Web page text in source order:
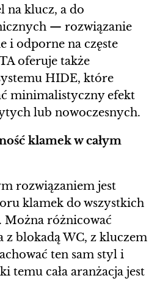
na klucz, a do
— rozwiązanie
i odporne na częste
oferuje także
HIDE, które
minimalistyczny efekt
lub nowoczesnych.
klamek w całym
rozwiązaniem jest
klamek do wszystkich
różnicować
z blokadą WC, z kluczem
ten sam styl i
temu cała aranżacja jest